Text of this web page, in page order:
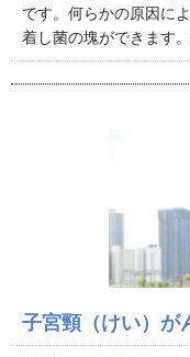
です。何らかの原因に
着し菌の塊ができます
子宮頸（けい）が